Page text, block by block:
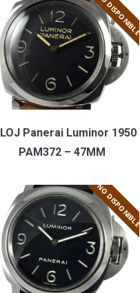
NO DISPONIBLE
Panerai Luminor 1950
PAM372 – 47MM
NO DISPONIBLE